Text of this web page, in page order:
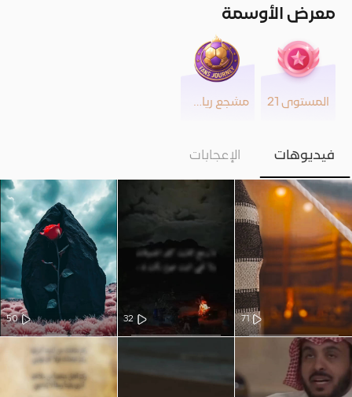
معرض الأوسمة
المستوى 21 مشجع رياضي
فيديوهات الإعجابات
71
32
50